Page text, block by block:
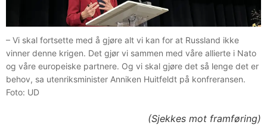
– Vi skal fortsette med å gjøre alt vi kan for at Russland ikke
vinner denne krigen. Det gjør vi sammen med våre allierte i Nato
og våre europeiske partnere. Og vi skal gjøre det så lenge det er
behov, sa utenriksminister Anniken Huitfeldt på konfreransen.
Foto: UD
(Sjekkes mot framføring)